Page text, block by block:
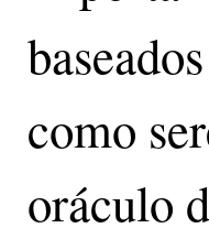
como
oráculo